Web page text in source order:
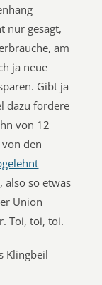
nur gesagt,
am
ja neue
Gibt ja
dazu fordere
von 12
den
also so etwas
Union
Toi, toi, toi.
Klingbeil